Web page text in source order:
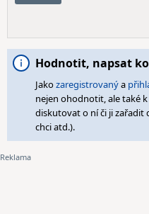
Hodnotit, napsat
Jakozaregistrovanýa
nejen ohodnotit, ale také
diskutovat o ní či ji zařadit
chci atd.).